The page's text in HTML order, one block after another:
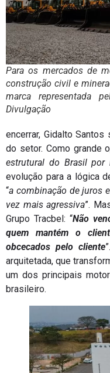
Para os mercados de
construção civil e
marca representada
Divulgação
encerrar, Gidalto
do setor. Como grande
estrutural do Brasil por
evolução para a lógica
“a combinação de juros
vez mais agressiva”.
Grupo Tracbel: “Não
quem mantém o
obcecados pelo cliente
arquitetada, que
um dos principais
brasileiro.